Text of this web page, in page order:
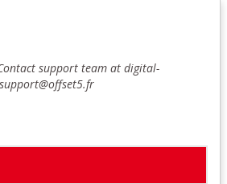
support team at digital-
support@offset5.fr